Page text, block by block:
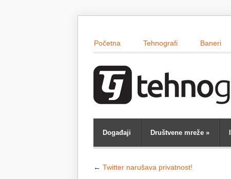
Početna Tehnografi Baneri
Događaji Društvene mreže »
← Twitter narušava privatnost!